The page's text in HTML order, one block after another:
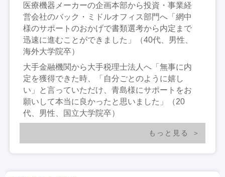
医療機器メーカーの企画本部から投資・事業経
営会社のバック・ミドルオフィス部門へ「網中
様のサポートのおかげで書類選考から内定まで
迅速に進むことができました」（40代、男性、
海外大学院卒）
大手金融機関から大手税理士法人へ「無事に内
定を獲得できた時、「自分ごとのように嬉し
い」と言っていただけ、青島様にサポートをお
願いして本当に良かったと思いました」（20
代、男性、国立大学院卒）
もっと見る